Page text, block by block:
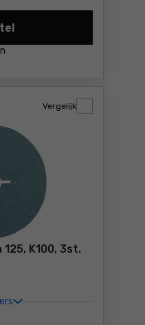
115x280mm,
K100, 3st.
Vergelijk